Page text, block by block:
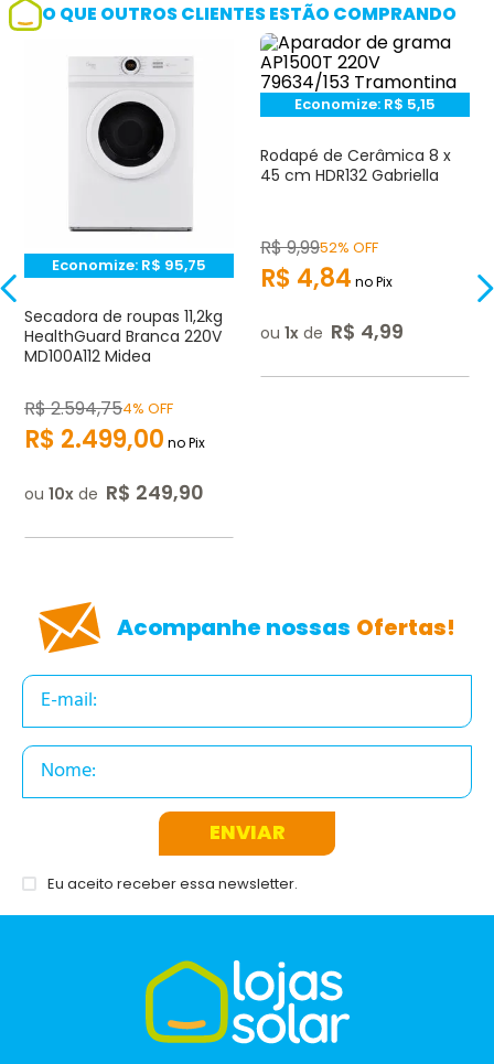
O QUE OUTROS CLIENTES ESTÃO COMPRANDO
Economize: R$ 95,75
Secadora de roupas 11,2kg
HealthGuard Branca 220V
MD100A112 Midea
R$2.594,754% OFF
R$ 2.499,00 no Pix
ou 10 de R$ 249,90
Economize: R$ 5,15
Rodapé de Cerâmica 8 x
45 cm HDR132 Gabriella
R$9,9952% OFF
R$ 4,84 no Pix
ou 1 de R$ 4,99
Acompanhe nossas Ofertas!
ENVIAR
Eu aceito receber essa newsletter.